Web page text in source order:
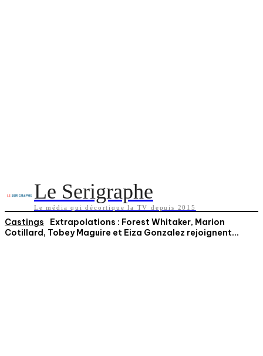
Le Serigraphe
Le média qui décortique la TV depuis 2015
Castings
Extrapolations : Forest Whitaker, Marion
Cotillard, Tobey Maguire et Eiza Gonzalez rejoignent...